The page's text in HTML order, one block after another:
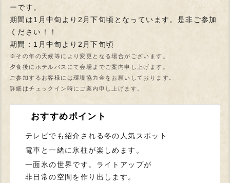
ーです。
期間は1月中旬より2月下旬頃となっています。是非ご参加
ください！！
期間：1月中旬より2月下旬頃
※その年の天候等により変更となる場合がございます。
夕食後にホテルバスにて会場までご案内申し上げます。
ご参加するお客様には環境協力金をお願いしております。
詳細はチェックイン時にご案内申し上げます。
おすすめポイント
テレビでも紹介される冬の人気スポット
電車と一緒に氷柱が楽しめます。
一面氷の世界です。ライトアップが
非日常の空間を作り出します。